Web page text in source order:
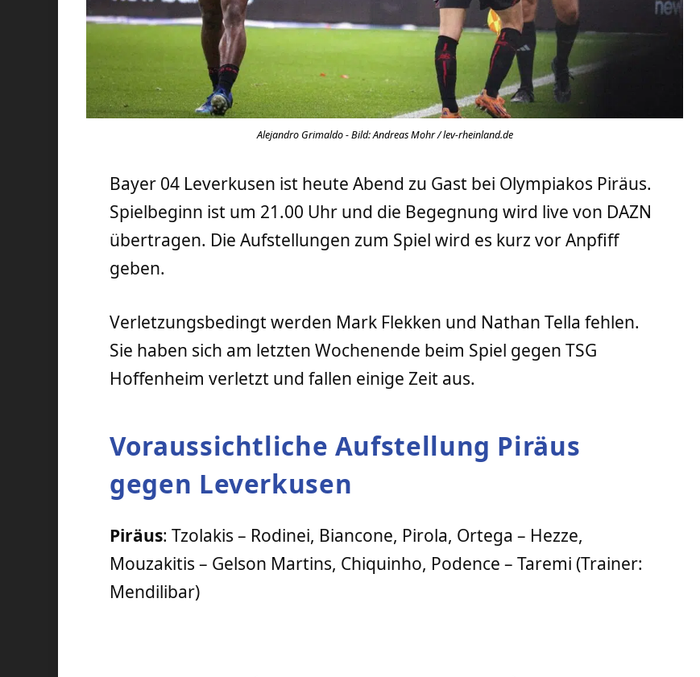
Alejandro Grimaldo - Bild: Andreas Mohr / lev-rheinland.de
Bayer 04 Leverkusen ist heute Abend zu Gast bei Olympiakos Piräus.
Spielbeginn ist um 21.00 Uhr und die Begegnung wird live von DAZN
übertragen. Die Aufstellungen zum Spiel wird es kurz vor Anpfiff
geben.
Verletzungsbedingt werden Mark Flekken und Nathan Tella fehlen.
Sie haben sich am letzten Wochenende beim Spiel gegen TSG
Hoffenheim verletzt und fallen einige Zeit aus.
Voraussichtliche Aufstellung Piräus
gegen Leverkusen
Piräus: Tzolakis – Rodinei, Biancone, Pirola, Ortega – Hezze,
Mouzakitis – Gelson Martins, Chiquinho, Podence – Taremi (Trainer:
Mendilibar)